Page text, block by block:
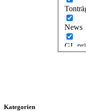
News
GL
Kategorien